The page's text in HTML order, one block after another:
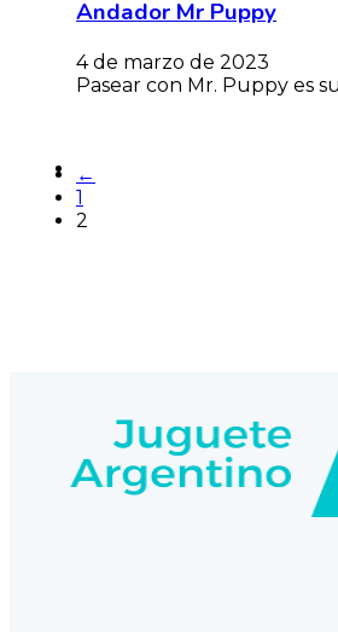
Andador Mr Puppy
4 de marzo de 2023
Pasear con Mr. Puppy es
←
1
2